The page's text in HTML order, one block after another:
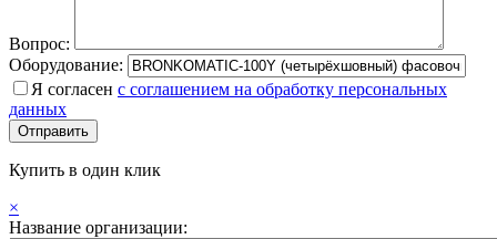
Вопрос:
Оборудование:
Я согласен с соглашением на обработку персональных
данных
Купить в один клик
×
Название организации: